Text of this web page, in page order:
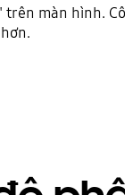
màn hình.